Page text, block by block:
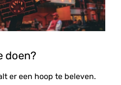
doen?
er een hoop te beleven.